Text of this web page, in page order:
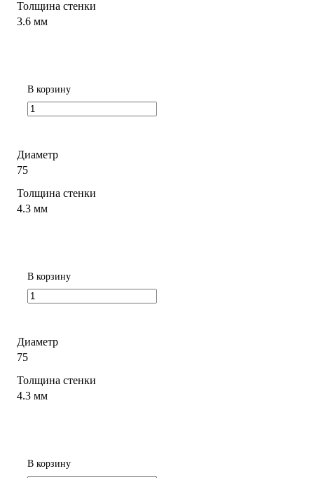
Толщина стенки
3.6 мм
В корзину
Диаметр
75
Толщина стенки
4.3 мм
В корзину
Диаметр
75
Толщина стенки
4.3 мм
В корзину